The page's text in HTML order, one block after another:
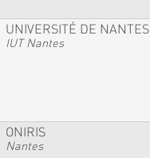
UNIVERSITÉ DE NANTES
IUT Nantes
ONIRIS
Nantes